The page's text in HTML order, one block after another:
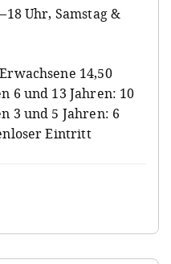
Uhr, Samstag &
14,50
6 und 13 Jahren: 10
3 und 5 Jahren: 6
Eintritt